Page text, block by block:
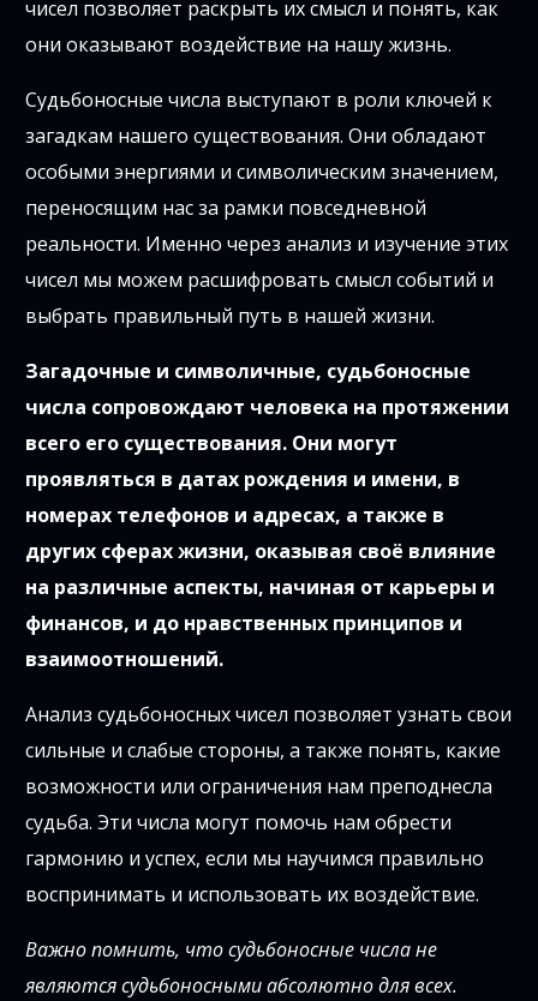
чисел позволяет раскрыть их смысл и понять, как
они оказывают воздействие на нашу жизнь.
Судьбоносные числа выступают в роли ключей к
загадкам нашего существования. Они обладают
особыми энергиями и символическим значением,
переносящим нас за рамки повседневной
реальности. Именно через анализ и изучение этих
чисел мы можем расшифровать смысл событий и
выбрать правильный путь в нашей жизни.
Загадочные и символичные, судьбоносные
числа сопровождают человека на протяжении
всего его существования. Они могут
проявляться в датах рождения и имени, в
номерах телефонов и адресах, а также в
других сферах жизни, оказывая своё влияние
на различные аспекты, начиная от карьеры и
финансов, и до нравственных принципов и
взаимоотношений.
Анализ судьбоносных чисел позволяет узнать свои
сильные и слабые стороны, а также понять, какие
возможности или ограничения нам преподнесла
судьба. Эти числа могут помочь нам обрести
гармонию и успех, если мы научимся правильно
воспринимать и использовать их воздействие.
Важно помнить, что судьбоносные числа не
являются судьбоносными абсолютно для всех.